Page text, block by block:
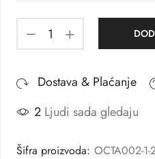
Dostava & Plaćanje
2 Ljudi sada gledaju
Šifra proizvoda: OCTA002-1-